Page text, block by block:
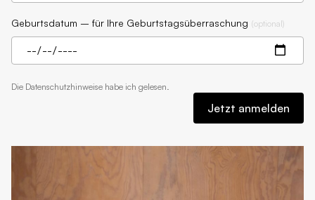
Geburtsdatum – für Ihre Geburtstagsüberraschung (optional)
Die Datenschutzhinweise habe ich gelesen.
Jetzt anmelden